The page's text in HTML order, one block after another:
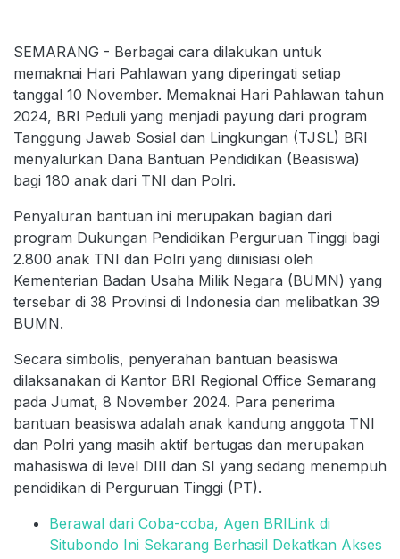
SEMARANG - Berbagai cara dilakukan untuk
memaknai Hari Pahlawan yang diperingati setiap
tanggal 10 November. Memaknai Hari Pahlawan tahun
2024, BRI Peduli yang menjadi payung dari program
Tanggung Jawab Sosial dan Lingkungan (TJSL) BRI
menyalurkan Dana Bantuan Pendidikan (Beasiswa)
bagi 180 anak dari TNI dan Polri.
Penyaluran bantuan ini merupakan bagian dari
program Dukungan Pendidikan Perguruan Tinggi bagi
2.800 anak TNI dan Polri yang diinisiasi oleh
Kementerian Badan Usaha Milik Negara (BUMN) yang
tersebar di 38 Provinsi di Indonesia dan melibatkan 39
BUMN.
Secara simbolis, penyerahan bantuan beasiswa
dilaksanakan di Kantor BRI Regional Office Semarang
pada Jumat, 8 November 2024. Para penerima
bantuan beasiswa adalah anak kandung anggota TNI
dan Polri yang masih aktif bertugas dan merupakan
mahasiswa di level DIII dan SI yang sedang menempuh
pendidikan di Perguruan Tinggi (PT).
Berawal dari Coba-coba, Agen BRILink di
Situbondo Ini Sekarang Berhasil Dekatkan Akses